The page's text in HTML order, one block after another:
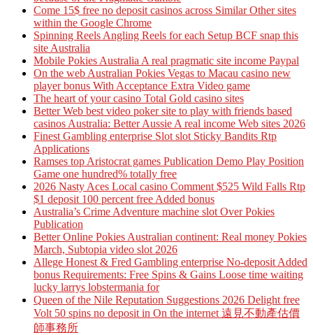
Come 15$ free no deposit casinos across Similar Other sites
within the Google Chrome
Spinning Reels Angling Reels for each Setup BCF snap this
site Australia
Mobile Pokies Australia A real pragmatic site income Paypal
On the web Australian Pokies Vegas to Macau casino new
player bonus With Acceptance Extra Video game
The heart of your casino Total Gold casino sites
Better Web best video poker site to play with friends based
casinos Australia: Better Aussie A real income Web sites 2026
Finest Gambling enterprise Slot slot Sticky Bandits Rtp
Applications
Ramses top Aristocrat games Publication Demo Play Position
Game one hundred% totally free
2026 Nasty Aces Local casino Comment $525 Wild Falls Rtp
$1 deposit 100 percent free Added bonus
Australia’s Crime Adventure machine slot Over Pokies
Publication
Better Online Pokies Australian continent: Real money Pokies
March, Subtopia video slot 2026
Allege Honest & Fred Gambling enterprise No-deposit Added
bonus Requirements: Free Spins & Gains Loose time waiting
lucky larrys lobstermania for
Queen of the Nile Reputation Suggestions 2026 Delight free
Volt 50 spins no deposit in On the internet 遠見不動產估價
師事務所